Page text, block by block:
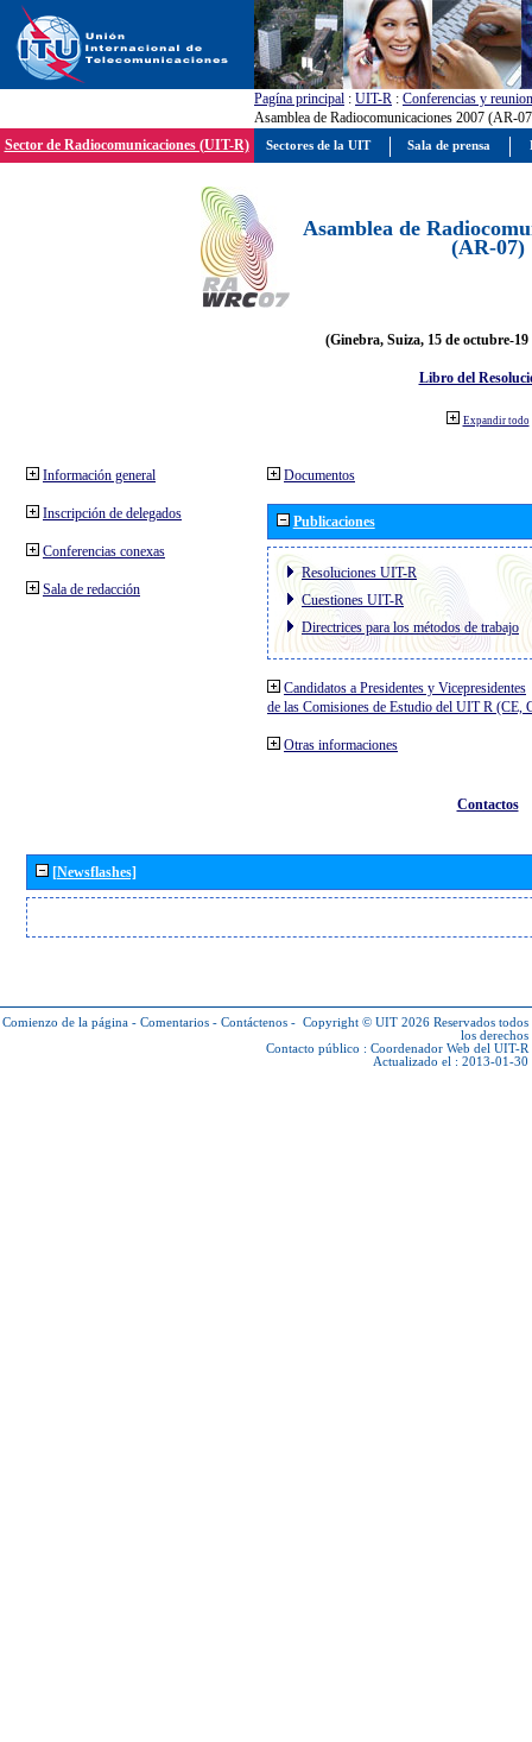
Pagína principal : UIT-R : Conferencias y
Asamblea de Radiocomunicaciones 2007 (AR-
Sector de Radiocomunicaciones (UIT-R)
Asamblea de
(AR-07)
(Ginebra, Suiza, 15 de octubre-19
Libro del
Expandir todo
Información general
Inscripción de delegados
Conferencias conexas
Sala de redacción
Documentos
Publicaciones
Resoluciones UIT-R
Cuestiones UIT-R
Directrices para los métodos de trabajo
Candidatos a Presidentes y Vicepresidentes
de las Comisiones de Estudio del UIT R (CE,
Otras informaciones
Contactos
[Newsflashes]
Comienzo de la página - Comentarios - Contáctenos - Copyright © UIT 2026 Reservados todos
los derechos
Contacto público : Coordenador Web del UIT-R
Actualizado el : 2013-01-30
Sectores de la UIT Sala de prensa